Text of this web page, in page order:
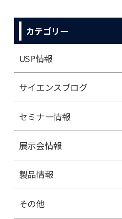
カテゴリー
USP情報
サイエンスブログ
セミナー情報
展⽰会情報
製品情報
その他